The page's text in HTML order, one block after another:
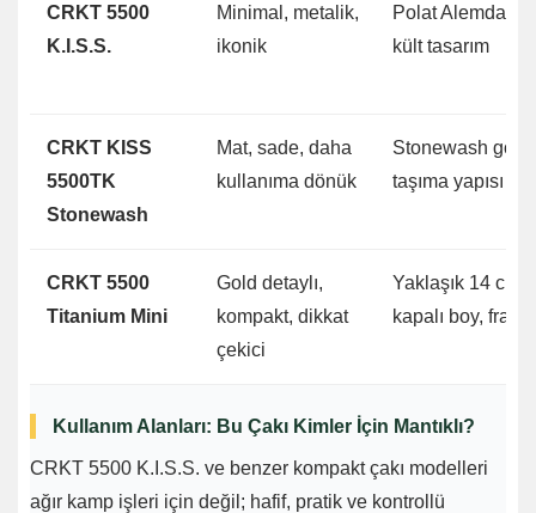
CRKT 5500
K.I.S.S.
Minimal, metalik,
ikonik
Polat Alemdar
kült tasarım
CRKT KISS
5500TK
Stonewash
Mat, sade, daha
kullanıma dönük
Stonewash
taşıma yapısı
CRKT 5500
Titanium Mini
Gold detaylı,
kompakt, dikkat
çekici
Yaklaşık 14 cm
kapalı boy,
Kullanım Alanları: Bu Çakı Kimler İçin Mantıklı?
CRKT 5500 K.I.S.S. ve benzer kompakt çakı modelleri
ağır kamp işleri için değil; hafif, pratik ve kontrollü